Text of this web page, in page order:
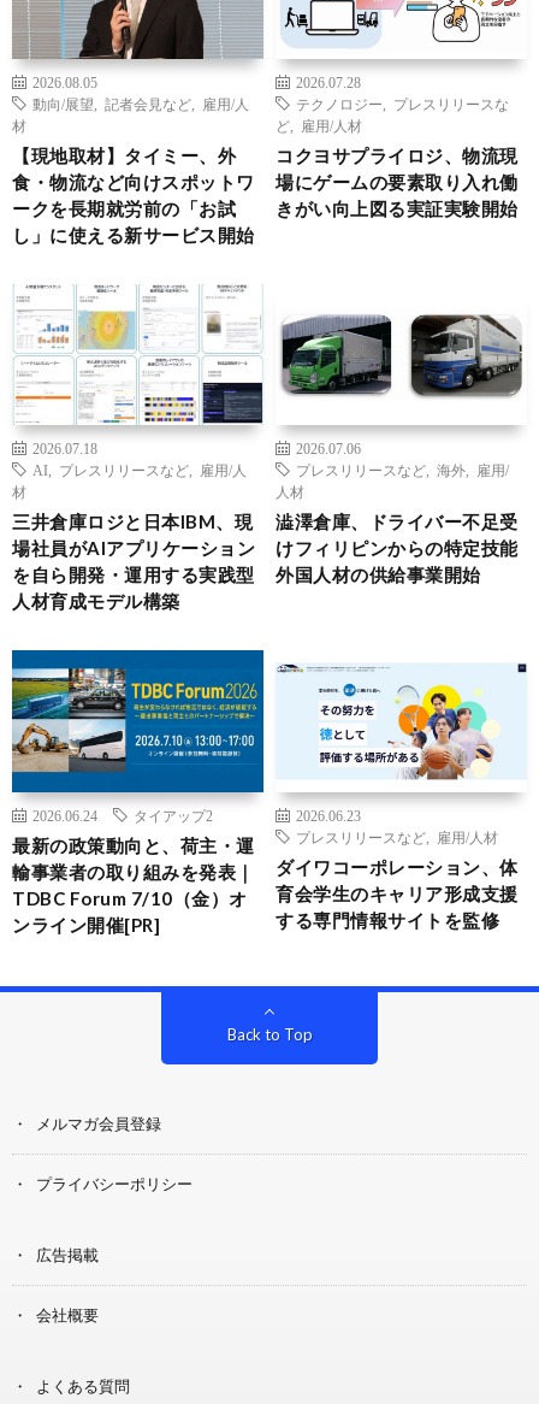
2026.08.05
動向/展望
記者会見など
雇用/人
材
【現地取材】タイミー、外
食・物流など向けスポットワ
ークを長期就労前の「お試
し」に使える新サービス開始
2026.07.28
テクノロジー
プレスリリースな
ど
雇用/人材
コクヨサプライロジ、物流現
場にゲームの要素取り入れ働
きがい向上図る実証実験開始
2026.07.18
AI
プレスリリースなど
雇用/人
材
三井倉庫ロジと日本IBM、現
場社員がAIアプリケーション
を自ら開発・運用する実践型
人材育成モデル構築
2026.07.06
プレスリリースなど
海外
雇用/
人材
澁澤倉庫、ドライバー不足受
けフィリピンからの特定技能
外国人材の供給事業開始
2026.06.24 タイアップ2
最新の政策動向と、荷主・運
輸事業者の取り組みを発表｜
TDBC Forum 7/10（金）オ
ンライン開催[PR]
2026.06.23
プレスリリースなど
雇用/人材
ダイワコーポレーション、体
育会学生のキャリア形成支援
する専門情報サイトを監修
Back to Top
メルマガ会員登録
プライバシーポリシー
広告掲載
会社概要
よくある質問